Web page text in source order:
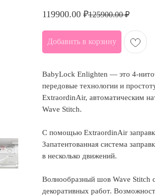
119900.00 ₽125900.00 ₽
Добавить в корзину
BabyLock Enlighten — это 4-
передовые технологии и
ExtraordinAir, автоматическим
Wave Stitch.
С помощью ExtraordinAir
Запатентованная система
в несколько движений.
Волнообразный шов Wave Stitch
декоративных работ.